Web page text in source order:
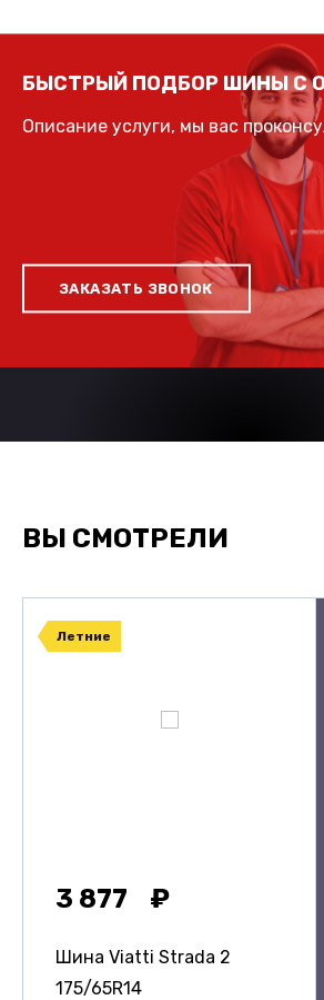
БЫСТРЫЙ ПОДБОР ШИНЫ С
Описание услуги, мы вас
ЗАКАЗАТЬ ЗВОНОК
ВЫ СМОТРЕЛИ
Летние
3 877
Шина Viatti Strada 2
175/65R14